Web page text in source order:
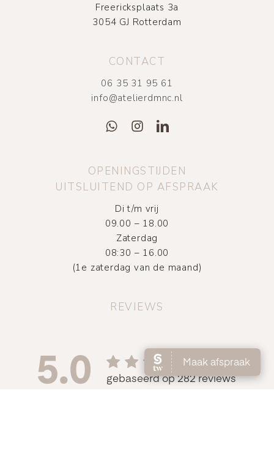
Freericksplaats 3a
3054 GJ Rotterdam
CONTACT
06 35 31 95 61
info@atelierdmnc.nl
OPENINGSTIJDEN
UITSLUITEND OP AFSPRAAK
Di t/m vrij
09.00 – 18.00
Zaterdag
08:30 – 16.00
(1e zaterdag van de maand)
REVIEWS